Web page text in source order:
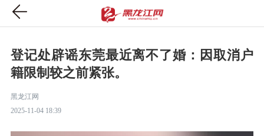
登记处辟谣东莞最近离不了婚：因取消户
籍限制较之前紧张。
黑龙江网
2025-11-04 18:39